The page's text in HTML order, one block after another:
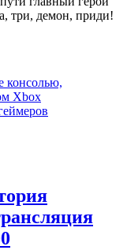
три, демон, приди!
консолью,
Xbox